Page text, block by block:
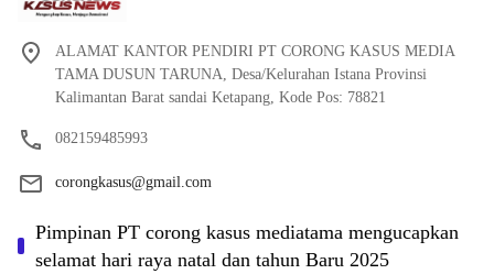
ALAMAT KANTOR PENDIRI PT CORONG KASUS MEDIA
TAMA DUSUN TARUNA, Desa/Kelurahan Istana Provinsi
Kalimantan Barat sandai Ketapang, Kode Pos: 78821
082159485993
corongkasus@gmail.com
Pimpinan PT corong kasus mediatama mengucapkan
selamat hari raya natal dan tahun Baru 2025